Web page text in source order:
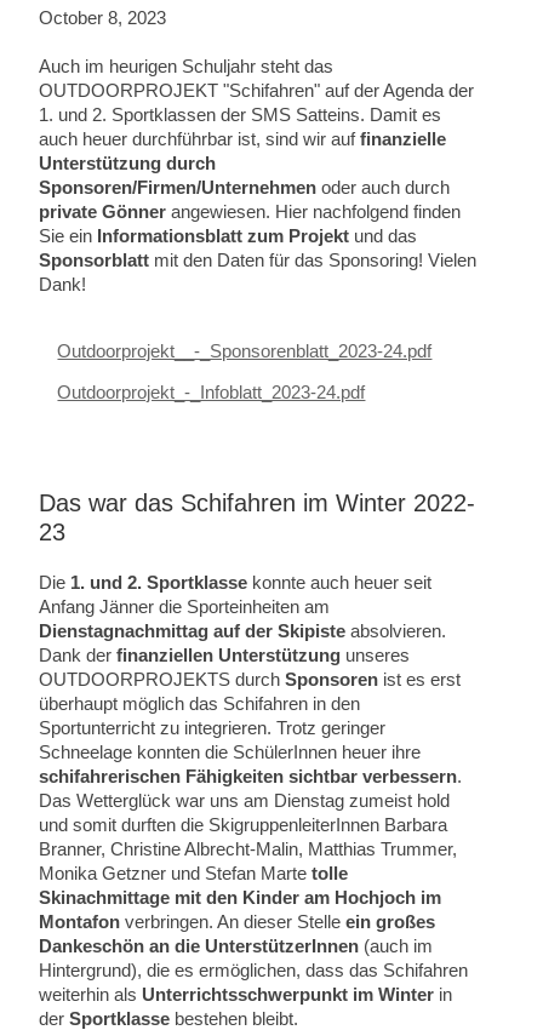
October 8, 2023
Auch im heurigen Schuljahr steht das
OUTDOORPROJEKT "Schifahren" auf der Agenda der
1. und 2. Sportklassen der SMS Satteins. Damit es
auch heuer durchführbar ist, sind wir auffinanzielle
Unterstützung durch
Sponsoren/Firmen/Unternehmen oder auch durch
private Gönner angewiesen. Hier nachfolgend finden
Sie ein Informationsblatt zum Projekt und das
Sponsorblatt mit den Daten für das Sponsoring! Vielen
Dank!
Outdoorprojekt__-_Sponsorenblatt_2023-24.pdf
Outdoorprojekt_-_Infoblatt_2023-24.pdf
Das war das Schifahren im Winter 2022-
23
Die 1. und 2. Sportklasse konnte auch heuer seit
Anfang Jänner die Sporteinheiten am
Dienstagnachmittag auf der Skipiste absolvieren.
Dank der finanziellen Unterstützung unseres
OUTDOORPROJEKTS durch Sponsoren ist es erst
überhaupt möglich das Schifahren in den
Sportunterricht zu integrieren. Trotz geringer
Schneelage konnten die SchülerInnen heuer ihre
schifahrerischen Fähigkeiten sichtbar verbessern.
Das Wetterglück war uns am Dienstag zumeist hold
und somit durften die SkigruppenleiterInnen Barbara
Branner, Christine Albrecht-Malin, Matthias Trummer,
Monika Getzner und Stefan Martetolle
Skinachmittage mit den Kinder am Hochjoch im
Montafon verbringen. An dieser Stelle ein großes
Dankeschön an die UnterstützerInnen (auch im
Hintergrund), die es ermöglichen, dass das Schifahren
weiterhin als Unterrichtsschwerpunkt im Winter in
derSportklasse bestehen bleibt.